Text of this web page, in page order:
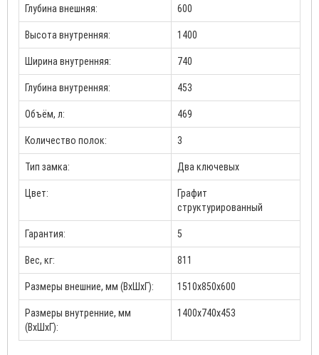
Глубина внешняя: 600
Высота внутренняя: 1400
Ширина внутренняя: 740
Глубина внутренняя: 453
Объём, л: 469
Количество полок: 3
Тип замка: Два ключевых
Цвет:
Графит
структурированный
Гарантия: 5
Вес, кг: 811
Размеры внешние, мм (ВхШхГ): 1510x850x600
Размеры внутренние, мм
(ВхШхГ):
1400x740x453